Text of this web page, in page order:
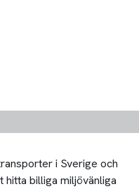
i Sverige och
hitta billiga miljövänliga